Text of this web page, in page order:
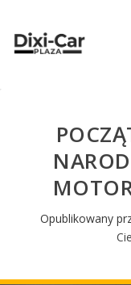
Opublikowany